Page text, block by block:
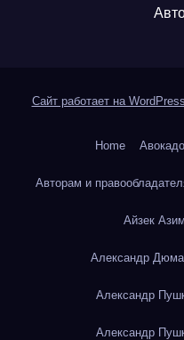
Сайт работает на WordPress
Home Авокадо
Авторам и
Айзек
Александр
Александр
Александр